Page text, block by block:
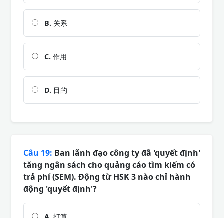
B. 关系
C. 作用
D. 目的
Câu 19: Ban lãnh đạo công ty đã 'quyết định'
tăng ngân sách cho quảng cáo tìm kiếm có
trả phí (SEM). Động từ HSK 3 nào chỉ hành
động 'quyết định'?